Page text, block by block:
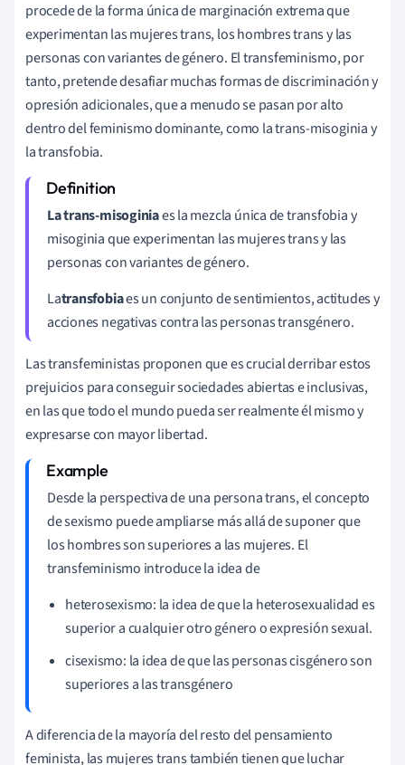
procede de la forma única de marginación extrema que
experimentan las mujeres trans, los hombres trans y las
personas con variantes de género. El transfeminismo, por
tanto, pretende desafiar muchas formas de discriminación y
opresión adicionales, que a menudo se pasan por alto
dentro del feminismo dominante, como la trans-misoginia y
la transfobia.
La trans-misoginiaes la mezcla única de transfobia y
misoginia que experimentan las mujeres trans y las
personas con variantes de género.
Latransfobiaes un conjunto de sentimientos, actitudes y
acciones negativas contra las personas transgénero.
Las transfeministas proponen que es crucialderribarestos
prejuicios para conseguirsociedades abiertas e inclusivas,
en las que todo el mundo pueda ser realmente él mismo y
expresarse con mayor libertad.
Desde la perspectiva de una persona trans, el concepto
de sexismo puede ampliarse más allá de suponer que
los hombres son superiores a las mujeres. El
transfeminismo introduce la idea de
heterosexismo: la idea de que la heterosexualidad es
superior a cualquier otro género o expresión sexual.
cisexismo: la idea de que las personas cisgénero son
superiores a las transgénero
A diferencia de la mayoría del resto del pensamiento
feminista, las mujeres trans también tienen que luchar